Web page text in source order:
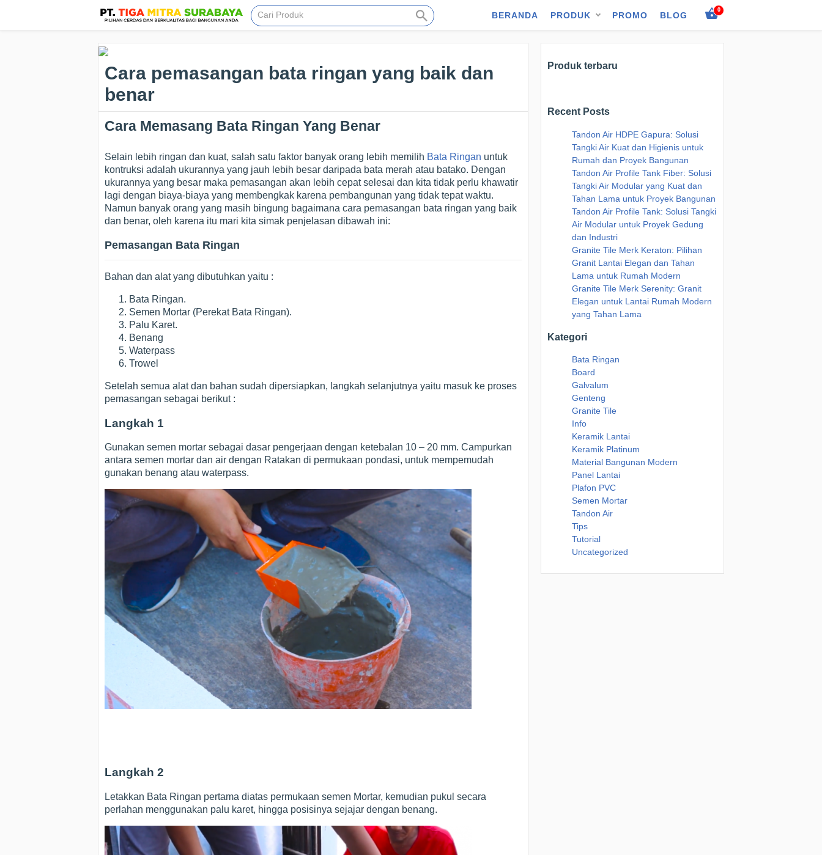
0
BERANDA PRODUK PROMO BLOG
Cara pemasangan bata ringan yang baik dan
benar
Cara Memasang Bata Ringan Yang Benar
Selain lebih ringan dan kuat, salah satu faktor banyak orang lebih memilih Bata Ringan untuk
kontruksi adalah ukurannya yang jauh lebih besar daripada bata merah atau batako. Dengan
ukurannya yang besar maka pemasangan akan lebih cepat selesai dan kita tidak perlu khawatir
lagi dengan biaya-biaya yang membengkak karena pembangunan yang tidak tepat waktu.
Namun banyak orang yang masih bingung bagaimana cara pemasangan bata ringan yang baik
dan benar, oleh karena itu mari kita simak penjelasan dibawah ini:
Pemasangan Bata Ringan
Bahan dan alat yang dibutuhkan yaitu :
Bata Ringan.
Semen Mortar (Perekat Bata Ringan).
Palu Karet.
Benang
Waterpass
Trowel
Setelah semua alat dan bahan sudah dipersiapkan, langkah selanjutnya yaitu masuk ke proses
pemasangan sebagai berikut :
Langkah 1
Gunakan semen mortar sebagai dasar pengerjaan dengan ketebalan 10 – 20 mm. Campurkan
antara semen mortar dan air dengan Ratakan di permukaan pondasi, untuk mempemudah
gunakan benang atau waterpass.
Langkah 2
Letakkan Bata Ringan pertama diatas permukaan semen Mortar, kemudian pukul secara
perlahan menggunakan palu karet, hingga posisinya sejajar dengan benang.
Produk terbaru
Recent Posts
Tandon Air HDPE Gapura: Solusi
Tangki Air Kuat dan Higienis untuk
Rumah dan Proyek Bangunan
Tandon Air Profile Tank Fiber: Solusi
Tangki Air Modular yang Kuat dan
Tahan Lama untuk Proyek Bangunan
Tandon Air Profile Tank: Solusi Tangki
Air Modular untuk Proyek Gedung
dan Industri
Granite Tile Merk Keraton: Pilihan
Granit Lantai Elegan dan Tahan
Lama untuk Rumah Modern
Granite Tile Merk Serenity: Granit
Elegan untuk Lantai Rumah Modern
yang Tahan Lama
Kategori
Bata Ringan
Board
Galvalum
Genteng
Granite Tile
Info
Keramik Lantai
Keramik Platinum
Material Bangunan Modern
Panel Lantai
Plafon PVC
Semen Mortar
Tandon Air
Tips
Tutorial
Uncategorized